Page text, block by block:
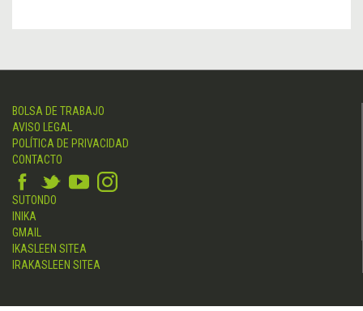
BOLSA DE TRABAJO
AVISO LEGAL
POLÍTICA DE PRIVACIDAD
CONTACTO
SUTONDO
INIKA
GMAIL
IKASLEEN SITEA
IRAKASLEEN SITEA